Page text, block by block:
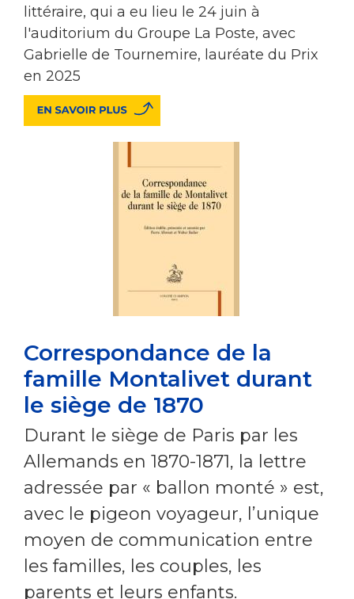
littéraire, qui a eu lieu le 24 juin à
l'auditorium du Groupe La Poste, avec
Gabrielle de Tournemire, lauréate du Prix
en 2025
Correspondance de la
famille Montalivet durant
le siège de 1870
Durant le siège de Paris par les
Allemands en 1870-1871, la lettre
adressée par « ballon monté » est,
avec le pigeon voyageur, l’unique
moyen de communication entre
les familles, les couples, les
parents et leurs enfants.